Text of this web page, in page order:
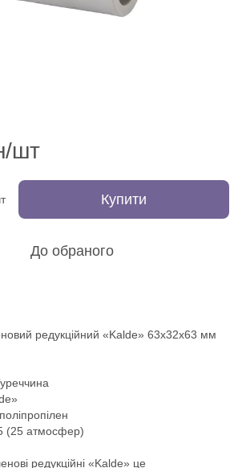
шт
Купити
До обраного
редукційний «Kalde» 63х32х63 мм
(25 атмосфер)
редукційні «Kalde» це